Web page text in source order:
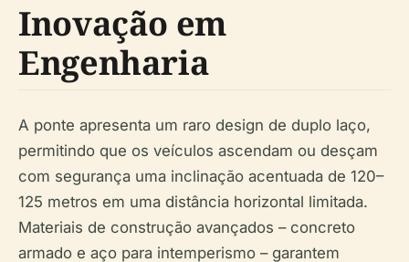
Inovação em
Engenharia
A ponte apresenta um raro design de duplo laço,
permitindo que os veículos ascendam ou desçam
com segurança uma inclinação acentuada de 120–
125 metros em uma distância horizontal limitada.
Materiais de construção avançados – concreto
armado e aço para intemperismo – garantem